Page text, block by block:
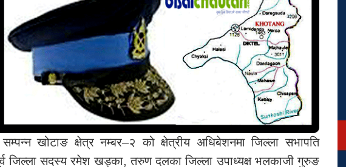
सम्पन्न खोटाङ क्षेत्र नम्बर–२ को क्षेत्रीय अधिबेशनमा जिल्ला सभापति
जिल्ला सदस्य रमेश खड्का, तरुण दलका जिल्ला उपाध्यक्ष भलकाजी गुरुङ